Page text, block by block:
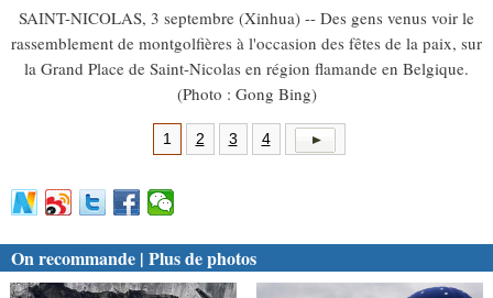
SAINT-NICOLAS, 3 septembre (Xinhua) -- Des gens venus voir le
rassemblement de montgolfières à l'occasion des fêtes de la paix, sur
la Grand Place de Saint-Nicolas en région flamande en Belgique.
(Photo : Gong Bing)
1 2 3 4
On recommande | Plus de photos